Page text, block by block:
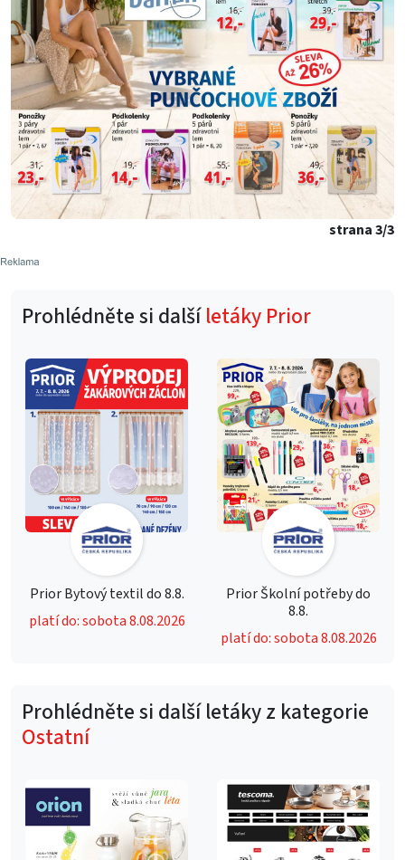
strana 3/3
Prohlédněte si dalšíletáky Prior
Prior Bytový textil do 8.8.
platí do: sobota 8.08.2026
Prior Školní potřeby do
8.8.
platí do: sobota 8.08.2026
Prohlédněte si další letáky z kategorie
Ostatní